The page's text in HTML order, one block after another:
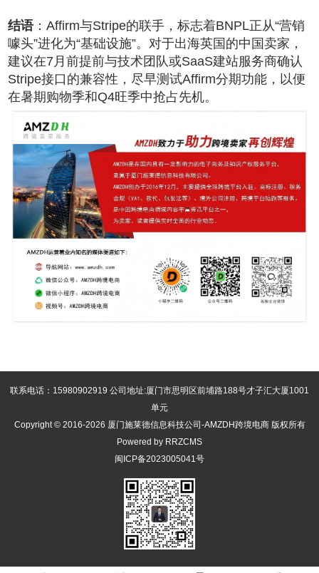
结语：Affirm与Stripe的联手，标志着BNPL正从“营销
噱头”进化为“基础设施”。对于出海英国的中国卖家，
建议在7月前提前与技术团队或SaaS建站服务商确认
Stripe接口的兼容性，尽早测试Affirm分期功能，以便
在暑期购物季和Q4旺季中抢占先机。
联系电话：15980902919 公司地址:厦门市思明区前埔路188号才子汇大厦1001
单元
Copyright © 2016-2026 厦门施莱德信息科技公司-AMZDH跨境电商 版权所有
Powered by RRZCMS
闽ICP备2023005041号